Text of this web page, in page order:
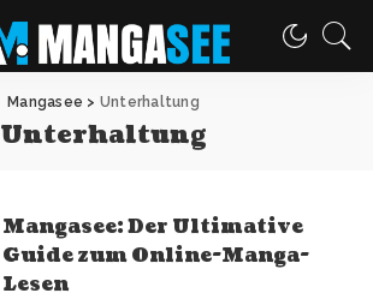
Mangasee > Unterhaltung
Unterhaltung
Mangasee: Der Ultimative
Guide zum Online-Manga-
Lesen